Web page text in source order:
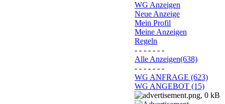
WG Anzeigen
Neue Anzeige
Mein Profil
Meine Anzeigen
Regeln
- - - - - - -
Alle Anzeigen(638)
- - - - - - -
WG ANFRAGE (623)
WG ANGEBOT (15)